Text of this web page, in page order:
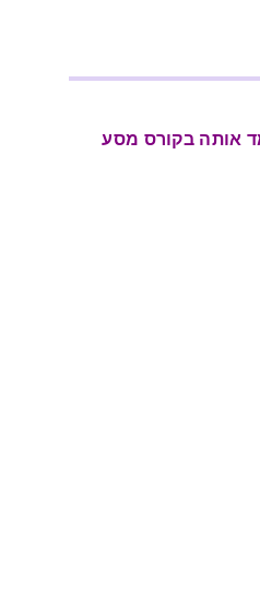
אותה בקורס מסע